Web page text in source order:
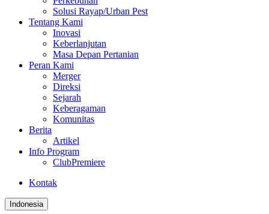
Solusi Rayap/Urban Pest
Tentang Kami
Inovasi
Keberlanjutan
Masa Depan Pertanian
Peran Kami
Merger
Direksi
Sejarah
Keberagaman
Komunitas
Berita
Artikel
Info Program
ClubPremiere
Kontak
Indonesia